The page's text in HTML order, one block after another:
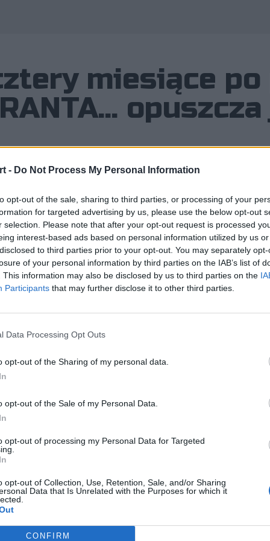
- Do Not Process My Personal Information
opt-out of the sale, sharing to third parties, or processing of your
for targeted advertising by us, please use the below opt-out
selection. Please note that after your opt-out request is processed
interest-based ads based on personal information utilized by us
to third parties prior to your opt-out. You may separately
of your personal information by third parties on the IAB’s list of
This information may also be disclosed by us to third parties on the
Participants that may further disclose it to other third parties.
Data Processing Opt Outs
opt-out of the Sharing of my personal data.
opt-out of the Sale of my Personal Data.
opt-out of processing my Personal Data for Targeted
opt-out of Collection, Use, Retention, Sale, and/or Sharing
Data that Is Unrelated with the Purposes for which it
CONFIRM
miesiące
Tenacity ogłosiło odejście ze
na nią powróciła, ale tylko po to,
z inwestowania w
roku. W tym czasie przez szeregi serbskiej organizacji
Jasiek "jas" Nieliwodzki czy też Sebastian "snikk"
w nim Polaków. Wyniki zaś były zmienne. O ile
split drugi Z10 zakończyło z tytułem wicemistrzowskim.
że stamtąd podopieczni Nikity "anfa" Kostina odpadli już
Tsolmona i FOKUS, a potem Karmine Corp Blue Stars.
Movistar KOI
będzie, bo Zero Tenacity ponownie opuszcza
2 w VALORANCIE. Kończymy więc nasze działania w
się problemom sceny tier 2 i odpowiednie ich
poza ligami franczyzowymi posiadają bardzo słaby
na scenę, która, jak liczymy, będzie wtedy w lepszej